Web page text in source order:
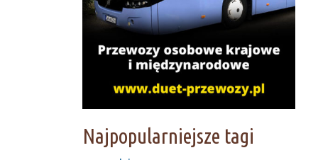
Najpopularniejsze tagi